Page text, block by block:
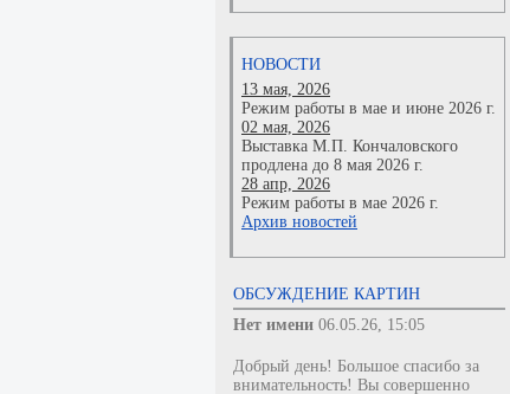
НОВОСТИ
13 мая, 2026
Режим работы в мае и июне 2026 г.
02 мая, 2026
Выставка М.П. Кончаловского
продлена до 8 мая 2026 г.
28 апр, 2026
Режим работы в мае 2026 г.
Архив новостей
ОБСУЖДЕНИЕ КАРТИН
Нет имени 06.05.26, 15:05
Добрый день! Большое спасибо за
внимательность! Вы совершенно